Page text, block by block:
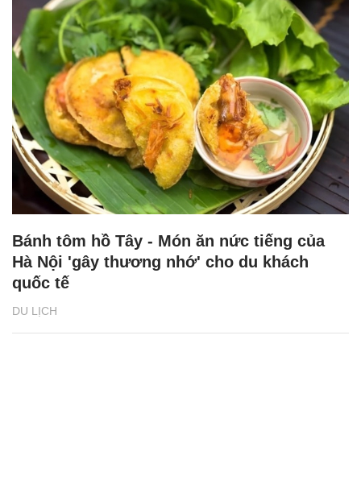
DU LỊCH
Bánh tôm hồ Tây - Món ăn nức tiếng của
Hà Nội 'gây thương nhớ' cho du khách
quốc tế